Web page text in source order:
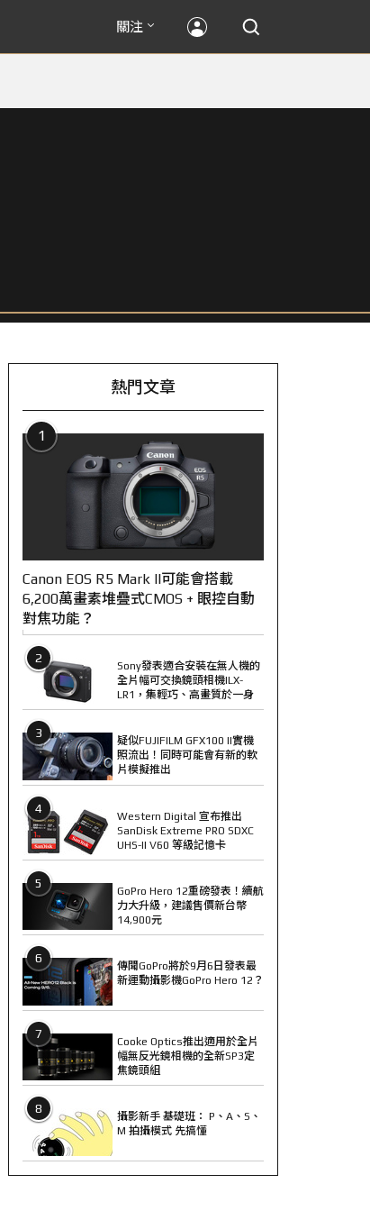
關注
熱門文章
1
Canon EOS R5 Mark II可能會搭載
6,200萬畫素堆疊式CMOS + 眼控自動
對焦功能？
2
Sony發表適合安裝在無人機的
全片幅可交換鏡頭相機ILX-
LR1，集輕巧、高畫質於一身
3
疑似FUJIFILM GFX100 II實機
照流出！同時可能會有新的軟
片模擬推出
4
Western Digital 宣布推出
SanDisk Extreme PRO SDXC
UHS-II V60 等級記憶卡
5
GoPro Hero 12重磅發表！續航
力大升級，建議售價新台幣
14,900元
6
傳聞GoPro將於9月6日發表最
新運動攝影機GoPro Hero 12？
7
Cooke Optics推出適用於全片
幅無反光鏡相機的全新SP3定
焦鏡頭組
8
攝影新手 基礎班： P、A、S、
M 拍攝模式 先搞懂